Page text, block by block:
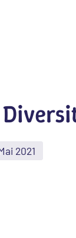
2021